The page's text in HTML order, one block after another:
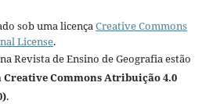
sob uma licençaCreative Commons
License.
Revista de Ensino de Geografia estão
Creative Commons Atribuição 4.0
.